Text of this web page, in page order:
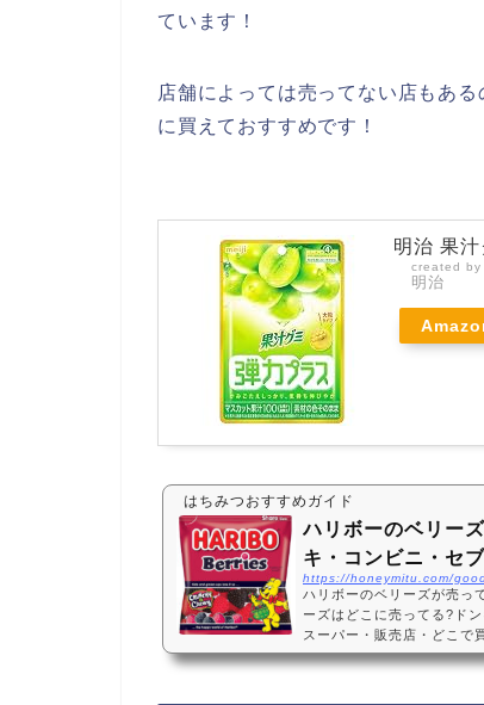
ています！
店舗によっては売ってない店もあ
に買えておすすめです！
明治 果
created by
明治
はちみつおすすめガイド
ハリボーのベリー
キ・コンビニ・セ
https://honeymitu.com/
ハリボーのベリーズが売っ
ーズはどこに売ってる?ド
スーパー・販売店・どこで
ってない?ベリードリーム